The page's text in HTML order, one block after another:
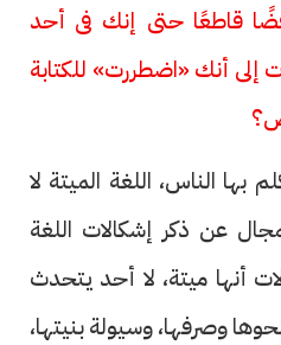
قاطعًا حتى إنك فى أحد
إلى أنك «اضطررت» للكتابة
بها الناس، اللغة الميتة لا
عن ذكر إشكالات اللغة
أنها ميتة، لا أحد يتحدث
وصرفها، وسيولة بنيتها،